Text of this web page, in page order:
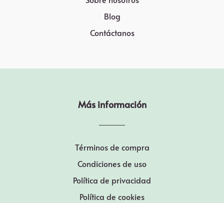
Blog
Contáctanos
Más información
Términos de compra
Condiciones de uso
Política de privacidad
Política de cookies